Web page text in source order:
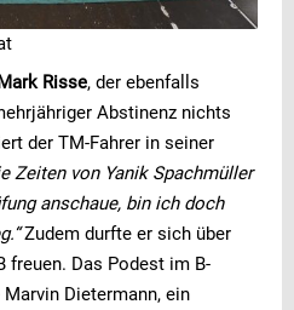
Risse, der ebenfalls
Abstinenz nichts
der TM-Fahrer in seiner
Zeiten von Yanik Spachmüller
anschaue, bin ich doch
Zudem durfte er sich über
freuen. Das Podest im B-
Dietermann, ein